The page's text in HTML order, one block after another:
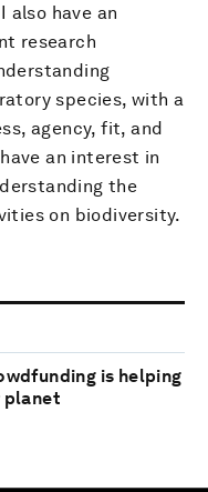
also have an
research
species, with a
agency, fit, and
an interest in
the
on biodiversity.
is helping
planet